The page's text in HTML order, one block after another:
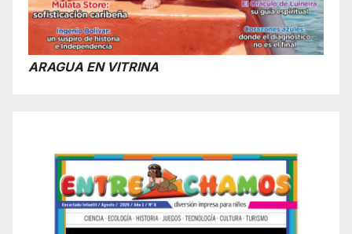
ARAGUA EN VITRINA